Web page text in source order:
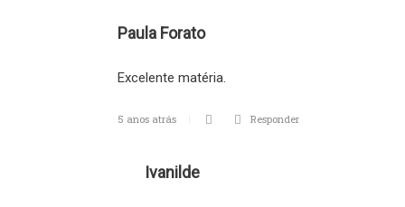
Paula Forato
Excelente matéria.
5 anos atrás Responder
Ivanilde